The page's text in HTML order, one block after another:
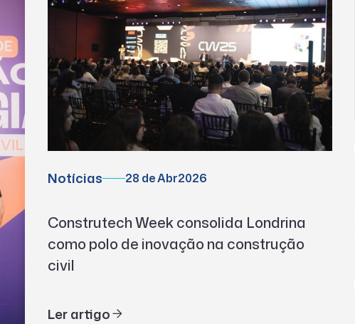
Notícias 28 de Abr2026
Construtech Week consolida Londrina
como polo de inovação na construção
civil
Ler artigo